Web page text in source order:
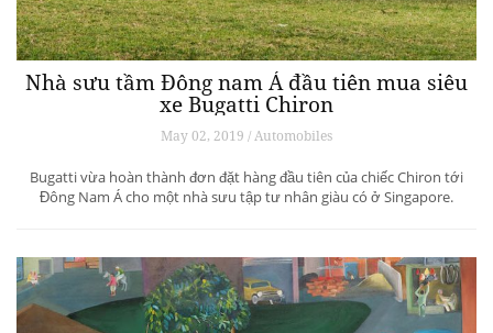
Nhà sưu tầm Đông nam Á đầu tiên mua siêu
xe Bugatti Chiron
May 02, 2019 / Automobiles
Bugatti vừa hoàn thành đơn đặt hàng đầu tiên của chiếc Chiron tới
Đông Nam Á cho một nhà sưu tập tư nhân giàu có ở Singapore.